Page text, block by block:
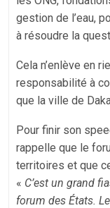
gestion de l’eau,
à résoudre la
Cela n’enlève en
responsabilité à
que la ville de
Pour finir son
rappelle que le
territoires et que
« C’est un grand
forum des États.